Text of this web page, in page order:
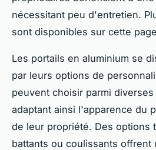
nécessitant peu d'entretien.
sont disponibles sur cette
Les portails en aluminium se
par leurs options de
peuvent choisir parmi
adaptant ainsi l'apparence du
de leur propriété. Des options
battants ou coulissants offrent